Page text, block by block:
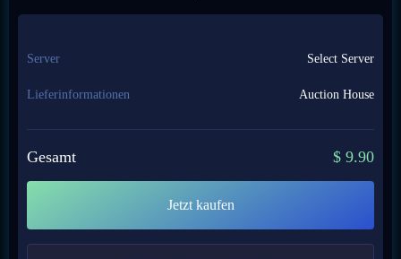
Server Select Server
Lieferinformationen Auction House
Gesamt $ 9.90
Jetzt kaufen